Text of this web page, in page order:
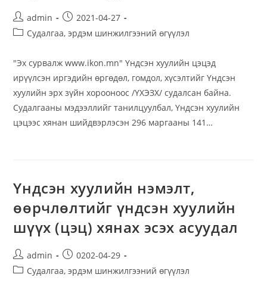
Post
author:
admin
Post
published:
2021-04-27
PostСудалгаа, эрдэм шинжилгээний өгүүлэл
"Эх сурвалж www.ikon.mn" Үндсэн хуулийн цэцэд
ирүүлсэн иргэдийн өргөдөл, гомдол, хүсэлтийг Үндсэн
хуулийн эрх зүйн хорооноос /ҮХЭЗХ/ судалсан байна.
Судалгааны мэдээллийг танилцуулбал, Үндсэн хуулийн
цэцээс хянан шийдвэрлэсэн 296 маргааны 141…
Үндсэн хуулийн нэмэлт,
өөрчлөлтийг үндсэн хуулийн
шүүх (цэц) хянах эсэх асуудал
Post
author:
admin
Post
published:
0202-04-29
PostСудалгаа, эрдэм шинжилгээний өгүүлэл